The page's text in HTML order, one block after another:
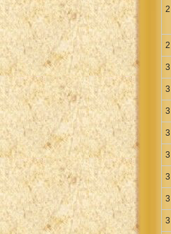
2
2
3
3
3
3
3
3
3
3